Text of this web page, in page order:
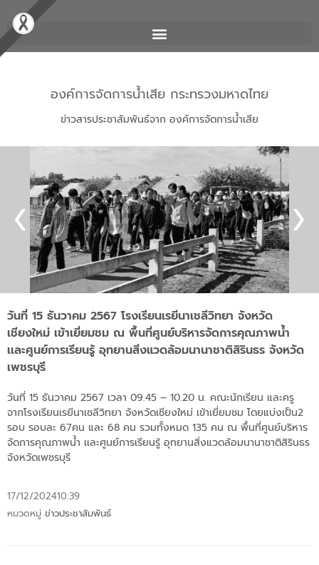
องค์การจัดการน้ำเสีย กระทรวงมหาดไทย
ข่าวสารประชาสัมพันธ์จาก องค์การจัดการน้ำเสีย
วันที่ 15 ธันวาคม 2567 โรงเรียนเรยีนาเชลีวิทยา จังหวัด
เชียงใหม่ เข้าเยี่ยมชม ณ พื้นที่ศูนย์บริหารจัดการคุณภาพน้ำ
เเละศูนย์การเรียนรู้ อุทยานสิ่งแวดล้อมนานาชาติสิรินธร จังหวัด
เพชรบุรี
วันที่ 15 ธันวาคม 2567 เวลา 09.45 – 10.20 น. คณะนักเรียน และครู
จากโรงเรียนเรยีนาเชลีวิทยา จังหวัดเชียงใหม่ เข้าเยี่ยมชม โดยแบ่งเป็น2
รอบ รอบละ 67คน และ 68 คน รวมทั้งหมด 135 คน ณ พื้นที่ศูนย์บริหาร
จัดการคุณภาพน้ำ เเละศูนย์การเรียนรู้ อุทยานสิ่งแวดล้อมนานาชาติสิรินธร
จังหวัดเพชรบุรี
17/12/202410:39
หมวดหมู่ ข่าวประชาสัมพันธ์